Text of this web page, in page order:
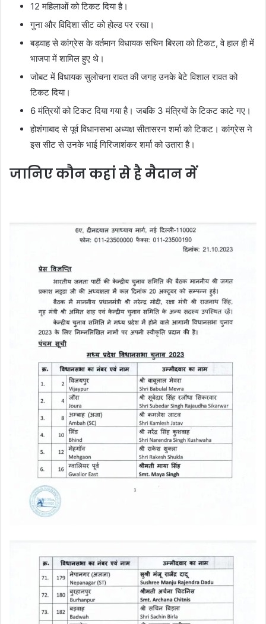
12 महिलाओं को टिकट दिया है।
गुना और विदिशा सीट को होल्ड पर रखा।
बड़वाह से कांग्रेस के वर्तमान विधायक सचिन बिरला को टिकट, वे हाल ही में
भाजपा में शामिल हुए थे।
जोबट में विधायक सुलोचना रावत की जगह उनके बेटे विशाल रावत को
टिकट दिया।
6 मंत्रियों को टिकट दिया गया है। जबकि 3 मंत्रियों के टिकट काटे गए।
होशंगाबाद से पूर्व विधानसभा अध्यक्ष सीतासरन शर्मा को टिकट। कांग्रेस ने
इस सीट से उनके भाई गिरिजाशंकर शर्मा को उतारा है।
जानिए कौन कहां से है मैदान में